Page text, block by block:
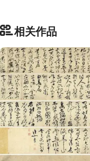
相关作品
Tool
Query
书
法
字
典
查